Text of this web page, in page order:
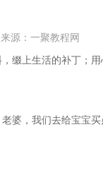
来源：一聚教程网
缀上生活的补丁；
婆，我们去给宝宝